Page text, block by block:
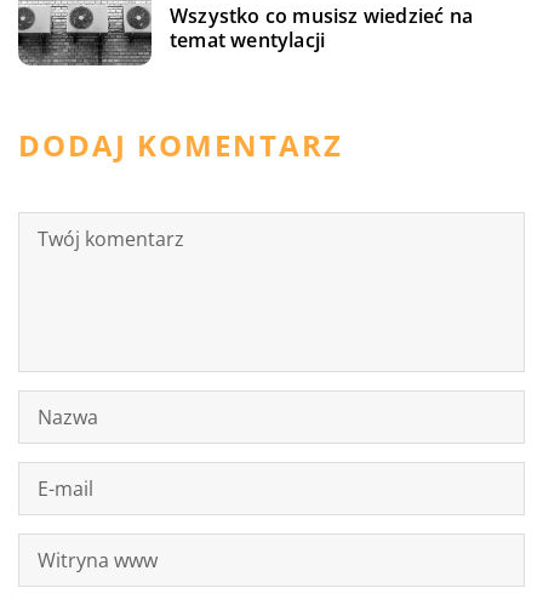
Wszystko co musisz wiedzieć na
temat wentylacji
DODAJ KOMENTARZ